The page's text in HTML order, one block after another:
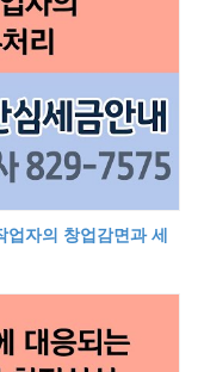
자의 창업감면과 세